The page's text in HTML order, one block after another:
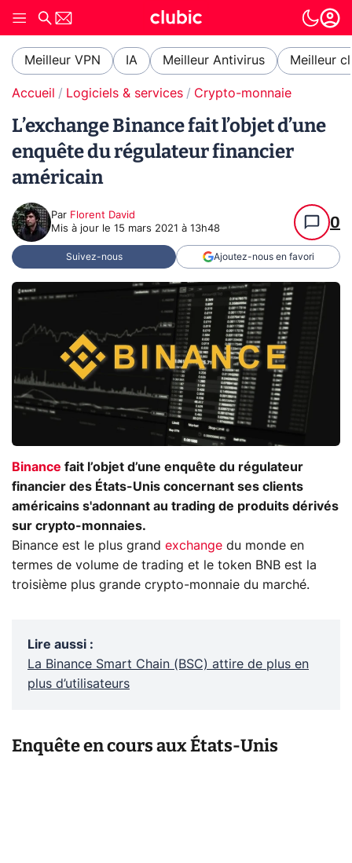
Meilleur VPN IA Meilleur Antivirus Meilleur
Accueil Logiciels & services Crypto-monnaie
L’exchange Binance fait l’objet d’une
enquête du régulateur financier
américain
Par Florent David
Mis à jour le 15 mars 2021 à 13h48 0
Suivez-nous Ajoutez-nous en favori
Binance fait l’objet d’une enquête du régulateur
financier des États-Unis concernant ses clients
américains s'adonnant au trading de produits dérivés
sur crypto-monnaies.
Binance est le plus grand exchange du monde en
termes de volume de trading et le token BNB est la
troisième plus grande crypto-monnaie du marché.
Lire aussi :
La Binance Smart Chain (BSC) attire de plus en
plus d’utilisateurs
Enquête en cours aux États-Unis